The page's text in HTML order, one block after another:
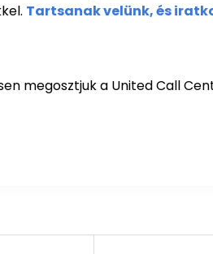
Tartsanak velünk, és
megosztjuk a United Call